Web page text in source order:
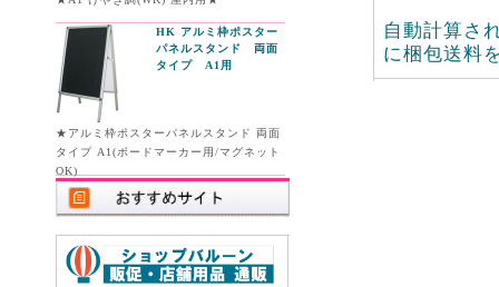
HK アルミ枠ポスター
パネルスタンド 両面
タイプ A1用
★アルミ枠ポスターパネルスタンド 両面
タイプ A1(ボードマーカー用/マグネット
OK)
自動計算さ
に梱包送料